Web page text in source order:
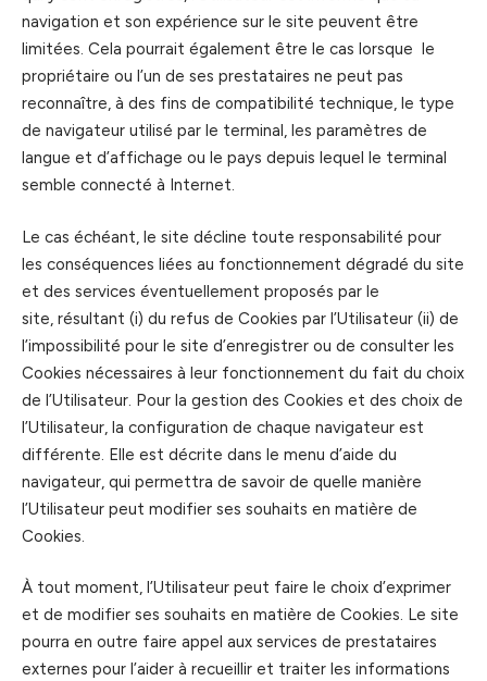
navigation et son expérience sur le site peuvent être
limitées. Cela pourrait également être le cas lorsque le
propriétaire ou l’un de ses prestataires ne peut pas
reconnaître, à des fins de compatibilité technique, le type
de navigateur utilisé par le terminal, les paramètres de
langue et d’affichage ou le pays depuis lequel le terminal
semble connecté à Internet.
Le cas échéant, le site décline toute responsabilité pour
les conséquences liées au fonctionnement dégradé du site
et des services éventuellement proposés par le
site, résultant (i) du refus de Cookies par l’Utilisateur (ii) de
l’impossibilité pour le site d’enregistrer ou de consulter les
Cookies nécessaires à leur fonctionnement du fait du choix
de l’Utilisateur. Pour la gestion des Cookies et des choix de
l’Utilisateur, la configuration de chaque navigateur est
différente. Elle est décrite dans le menu d’aide du
navigateur, qui permettra de savoir de quelle manière
l’Utilisateur peut modifier ses souhaits en matière de
Cookies.
À tout moment, l’Utilisateur peut faire le choix d’exprimer
et de modifier ses souhaits en matière de Cookies. Le site
pourra en outre faire appel aux services de prestataires
externes pour l’aider à recueillir et traiter les informations